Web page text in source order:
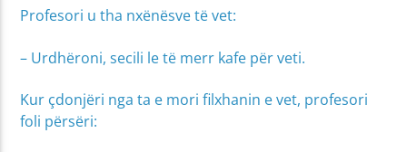
Profesori u tha nxënësve të vet:
– Urdhëroni, secili le të merr kafe për veti.
Kur çdonjëri nga ta e mori filxhanin e vet, profesori
foli përsëri: